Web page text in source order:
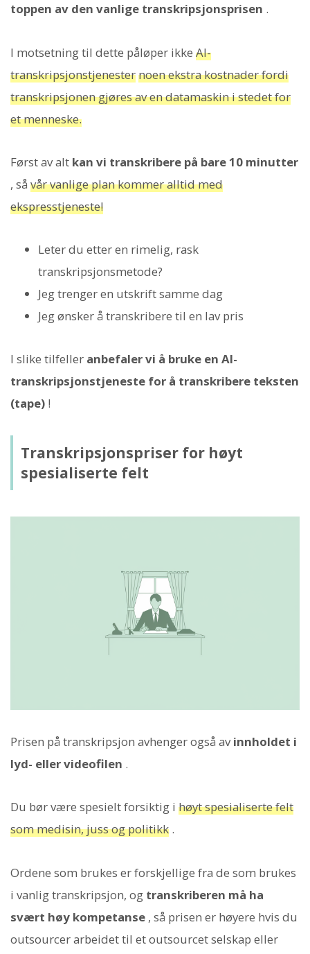
toppen av den vanlige transkripsjonsprisen .
I motsetning til dette påløper ikke AI-
transkripsjonstjenesternoen ekstra kostnader fordi
transkripsjonen gjøres av en datamaskin i stedet for
et menneske.
Først av alt kan vi transkribere på bare 10 minutter
, så vår vanlige plan kommer alltid med
ekspresstjeneste!
Leter du etter en rimelig, rask
transkripsjonsmetode?
Jeg trenger en utskrift samme dag
Jeg ønsker å transkribere til en lav pris
I slike tilfeller anbefaler vi å bruke en AI-
transkripsjonstjeneste for å transkribere teksten
(tape) !
Transkripsjonspriser for høyt
spesialiserte felt
Prisen på transkripsjon avhenger også avinnholdet i
lyd- eller videofilen .
Du bør være spesielt forsiktig i høyt spesialiserte felt
som medisin, juss og politikk .
Ordene som brukes er forskjellige fra de som brukes
i vanlig transkripsjon, og transkriberen må ha
svært høy kompetanse , så prisen er høyere hvis du
outsourcer arbeidet til et outsourcet selskap eller